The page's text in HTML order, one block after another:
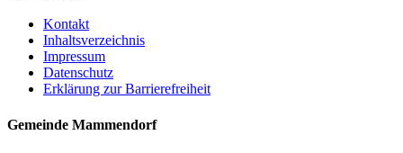
Kontakt
Inhaltsverzeichnis
Impressum
Datenschutz
Erklärung zur Barrierefreiheit
Gemeinde Mammendorf